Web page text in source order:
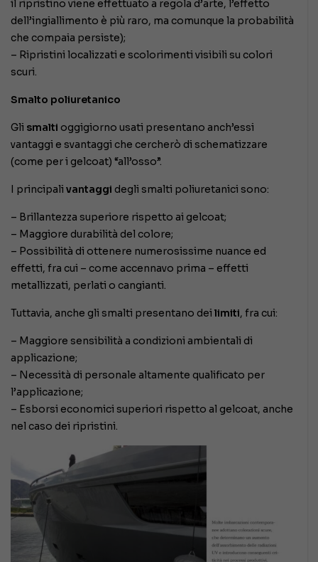
il ripristino viene effettuato a regola d’arte, l’effetto
dell’ingiallimento è più raro, ma comunque la probabilità
che compaia persiste);
– Ripristini localizzati e scolorimenti visibili su colori
scuri.
Smalto poliuretanico
Gli smalti oggigiorno usati presentano anch’essi
vantaggi e svantaggi che cercherò di schematizzare
(come per i gelcoat) “all’osso”.
I principali vantaggi degli smalti poliuretanici sono:
– Brillantezza superiore rispetto ai gelcoat;
– Maggiore durabilità del colore;
– Possibilità di ottenere numerosissime nuance ed
effetti, fra cui – come accennavo prima – effetti
metallizzati, perlati o cangianti.
Tuttavia, anche gli smalti presentano dei limiti, fra cui:
– Maggiore sensibilità a condizioni ambientali di
applicazione;
– Necessità di personale altamente qualificato per
l’applicazione;
– Esborsi economici superiori rispetto al gelcoat, anche
nel caso dei ripristini.